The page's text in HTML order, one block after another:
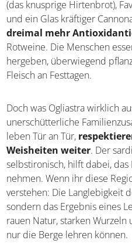
Die sardische Küche ist
(das knusprige Hirtenbrot),
und ein Glas kräftiger
dreimal mehr
Rotweine. Die Menschen
gelegentlichem Fleisch an
Doch was Ogliastra wirklich
unerschütterliche
leben Tür an Tür,
Weisheiten weiter. Der
und selbstironisch, hilft dabei,
nehmen. Wenn ihr diese
verstehen: Die Langlebigkeit
sondern das Ergebnis eines